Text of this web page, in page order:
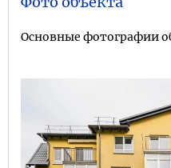
Основные фотографии